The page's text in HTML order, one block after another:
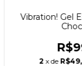
Vibration! Gel
2 x de